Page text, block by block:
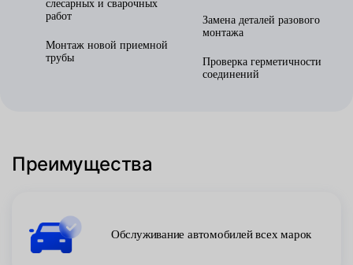
слесарных и сварочных
работ
Монтаж новой приемной
трубы
Замена деталей разового
монтажа
Проверка герметичности
соединений
Преимущества
Обслуживание автомобилей всех марок